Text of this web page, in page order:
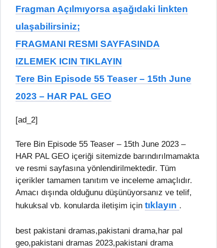
Fragman Açılmıyorsa aşağıdaki linkten
ulaşabilirsiniz;
FRAGMANI RESMI SAYFASINDA
IZLEMEK ICIN TIKLAYIN
Tere Bin Episode 55 Teaser – 15th June
2023 – HAR PAL GEO
[ad_2]
Tere Bin Episode 55 Teaser – 15th June 2023 –
HAR PAL GEO içeriği sitemizde barındırılmamakta
ve resmi sayfasına yönlendirilmektedir. Tüm
içerikler tamamen tanıtım ve inceleme amaçlıdır.
Amacı dışında olduğunu düşünüyorsanız ve telif,
hukuksal vb. konularda iletişim için tıklayın .
best pakistani dramas,pakistani drama,har pal
geo,pakistani dramas 2023,pakistani drama